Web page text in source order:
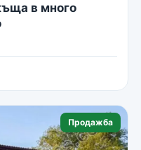
в много
Продажба